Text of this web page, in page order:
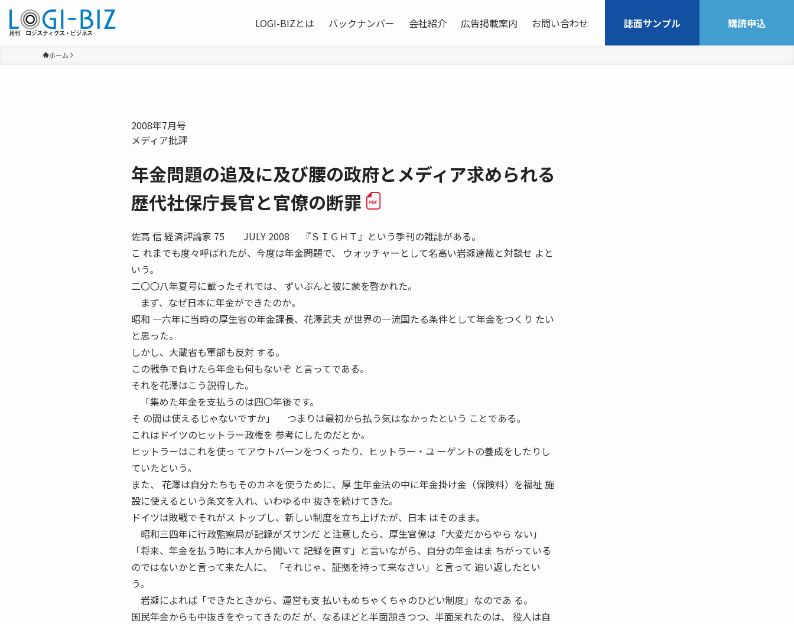
LOGI-BIZとは バックナンバー 会社紹介 広告掲載案内 お問い合わせ 誌面サンプル 購読申込
ホーム
2008年7月号
メディア批評
年金問題の追及に及び腰の政府とメディア求められる
歴代社保庁長官と官僚の断罪
佐高 信 経済評論家 75 JULY 2008 『ＳＩＧＨＴ』という季刊の雑誌がある。
こ れまでも度々呼ばれたが、今度は年金問題で、 ウォッチャーとして名高い岩瀬達哉と対談せ よと
いう。
二〇〇八年夏号に載ったそれでは、 ずいぶんと彼に蒙を啓かれた。
まず、なぜ日本に年金ができたのか。
昭和 一六年に当時の厚生省の年金課長、花澤武夫 が世界の一流国たる条件として年金をつくり たい
と思った。
しかし、大蔵省も軍部も反対 する。
この戦争で負けたら年金も何もないぞ と言ってである。
それを花澤はこう説得した。
「集めた年金を支払うのは四〇年後です。
そ の間は使えるじゃないですか」 つまりは最初から払う気はなかったという ことである。
これはドイツのヒットラー政権を 参考にしたのだとか。
ヒットラーはこれを使っ てアウトバーンをつくったり、ヒットラー・ユ ーゲントの養成をしたりし
ていたという。
また、 花澤は自分たちもそのカネを使うために、厚 生年金法の中に年金掛け金（保険料）を福祉 施
設に使えるという条文を入れ、いわゆる中 抜きを続けてきた。
ドイツは敗戦でそれがス トップし、新しい制度を立ち上げたが、日本 はそのまま。
昭和三四年に行政監察局が記録がズサンだ と注意したら、厚生官僚は「大変だからやら ない」
「将来、年金を払う時に本人から聞いて 記録を直す」と言いながら、自分の年金はま ちがっている
のではないかと言って来た人に、 「それじゃ、証拠を持って来なさい」と言って 追い返したとい
う。
岩瀬によれば「できたときから、運営も支 払いもめちゃくちゃのひどい制度」なのであ る。
国民年金からも中抜きをやってきたのだ が、なるほどと半面頷きつつ、半面呆れたのは、 役人は自